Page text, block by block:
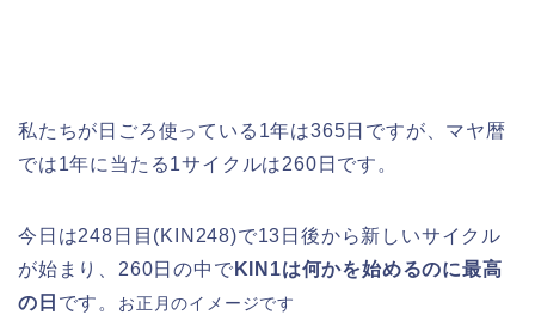
私たちが日ごろ使っている1年は365日ですが、マヤ暦
では1年に当たる1サイクルは260日です。
今日は248日目(KIN248)で13日後から新しいサイクル
が始まり、260日の中で KIN1は何かを始めるのに最高
の日 です。 お正月のイメージです